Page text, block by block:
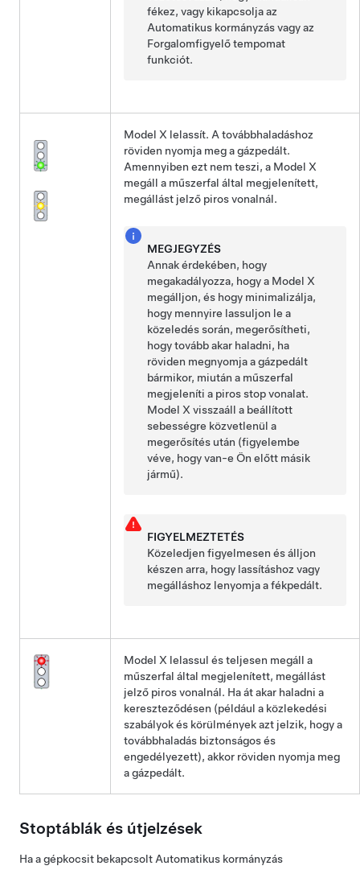
fékez, vagy kikapcsolja az
Automatikus kormányzásvagy az
Forgalomfigyelő tempomat
funkciót.
Model X lelassít. A továbbhaladáshoz
röviden nyomja meg a gázpedált.
Amennyiben ezt nem teszi, a Model X
megáll a műszerfal által megjelenített,
megállást jelző piros vonalnál.
MEGJEGYZÉS
Annak érdekében, hogy
megakadályozza, hogy a Model X
megálljon, és hogy minimalizálja,
hogy mennyire lassuljon le a
közeledés során, megerősítheti,
hogy tovább akar haladni, ha
röviden megnyomja a gázpedált
bármikor, miután a műszerfal
megjeleníti a piros stop vonalat.
Model X visszaáll a beállított
sebességre közvetlenül a
megerősítés után (figyelembe
véve, hogy van-e Ön előtt másik
jármű).
FIGYELMEZTETÉS
Közeledjen figyelmesen és álljon
készen arra, hogy lassításhoz vagy
megálláshoz lenyomja a fékpedált.
Model X lelassul és teljesen megáll a
műszerfal által megjelenített, megállást
jelző piros vonalnál. Ha át akar haladni a
kereszteződésen (például a közlekedési
szabályok és körülmények azt jelzik, hogy a
továbbhaladás biztonságos és
engedélyezett), akkor röviden nyomja meg
a gázpedált.
Stoptáblák és útjelzések
Ha a gépkocsit bekapcsolt Automatikus kormányzás